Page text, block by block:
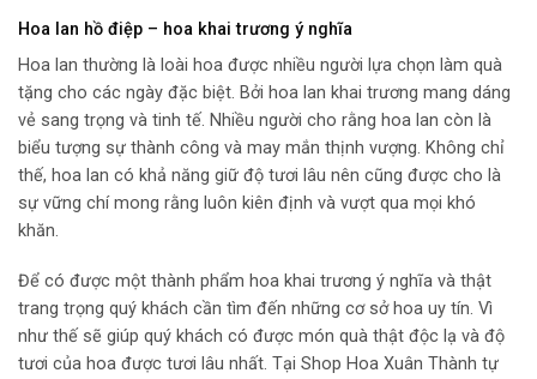
Hoa lan hồ điệp – hoa khai trương ý nghĩa
Hoa lan thường là loài hoa được nhiều người lựa chọn làm quà
tặng cho các ngày đặc biệt. Bởi hoa lan khai trương mang dáng
vẻ sang trọng và tinh tế. Nhiều người cho rằng hoa lan còn là
biểu tượng sự thành công và may mắn thịnh vượng. Không chỉ
thế, hoa lan có khả năng giữ độ tươi lâu nên cũng được cho là
sự vững chí mong rằng luôn kiên định và vượt qua mọi khó
khăn.
Để có được một thành phẩm hoa khai trương ý nghĩa và thật
trang trọng quý khách cần tìm đến những cơ sở hoa uy tín. Vì
như thế sẽ giúp quý khách có được món quà thật độc lạ và độ
tươi của hoa được tươi lâu nhất. Tại Shop Hoa Xuân Thành tự